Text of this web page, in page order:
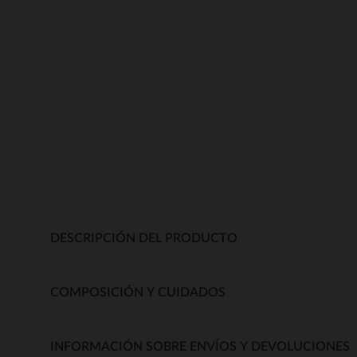
DESCRIPCIÓN DEL PRODUCTO
COMPOSICIÓN Y CUIDADOS
INFORMACIÓN SOBRE ENVÍOS Y DEVOLUCIONES